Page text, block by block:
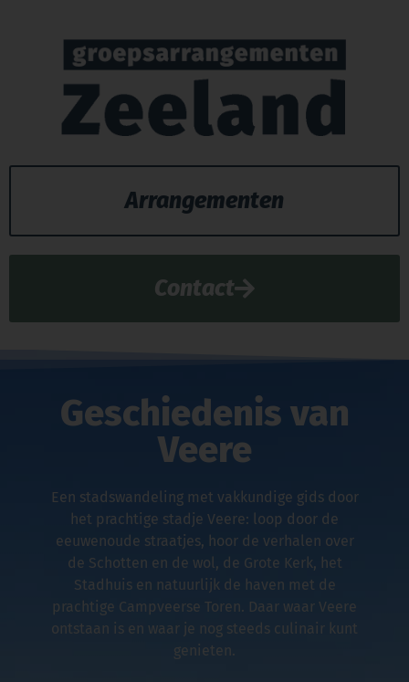
Arrangementen
Contact
Geschiedenis van
Veere
Een stadswandeling met vakkundige gids door
het prachtige stadje Veere: loop door de
eeuwenoude straatjes, hoor de verhalen over
de Schotten en de wol, de Grote Kerk, het
Stadhuis en natuurlijk de haven met de
prachtige Campveerse Toren. Daar waar Veere
ontstaan is en waar je nog steeds culinair kunt
genieten.